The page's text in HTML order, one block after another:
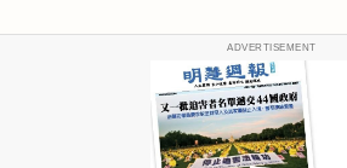
ADVERTISEMENT